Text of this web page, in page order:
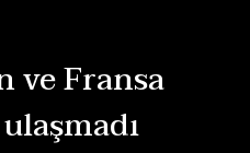
ve Fransa